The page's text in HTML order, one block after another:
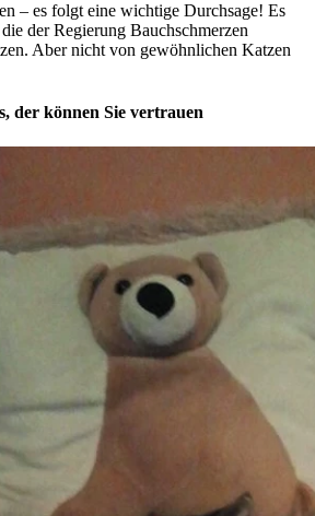
– es folgt eine wichtige Durchsage! Es
der Regierung Bauchschmerzen
Aber nicht von gewöhnlichen Katzen
der können Sie vertrauen